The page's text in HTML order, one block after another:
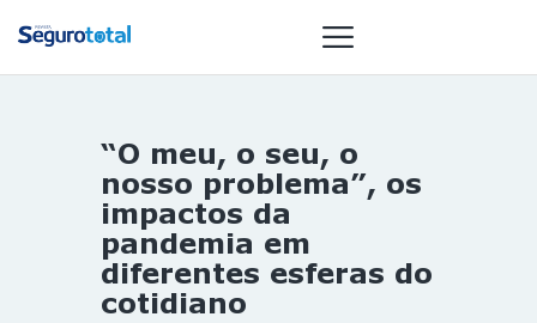
NOTÍCIAS
REVISTA
ESPECIAIS
GAIVOTA DE
OURO
“O meu, o seu, o
nosso problema”, os
impactos da
pandemia em
diferentes esferas do
cotidiano